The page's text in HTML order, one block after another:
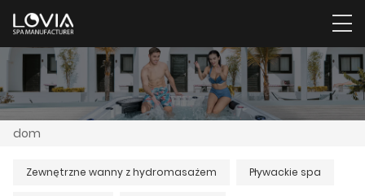
dom
Zewnętrzne wanny z hydromasażem Pływackie spa